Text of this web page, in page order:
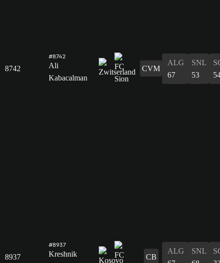
8742
#8742
Ali
Kabacalman
CVM
ALG
67
SNL
53
8937
#8937
Kreshnik
CB
ALG
SNL